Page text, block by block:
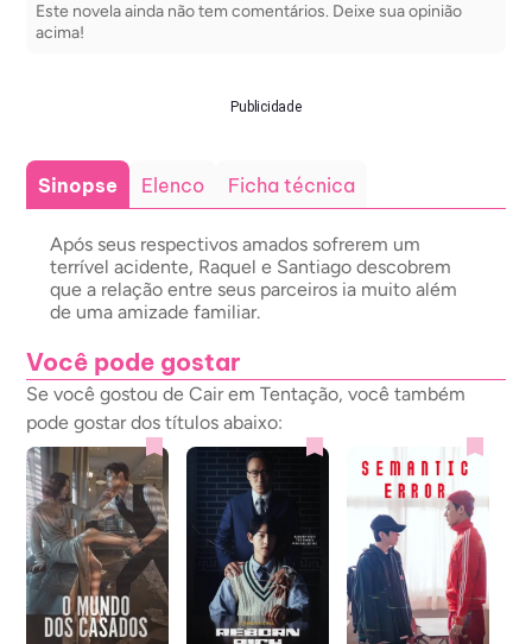
Este novela ainda não tem comentários. Deixe sua opinião
acima!
Publicidade
Sinopse Elenco Ficha técnica
Após seus respectivos amados sofrerem um
terrível acidente, Raquel e Santiago descobrem
que a relação entre seus parceiros ia muito além
de uma amizade familiar.
Você pode gostar
Se você gostou de Cair em Tentação, você também
pode gostar dos títulos abaixo: